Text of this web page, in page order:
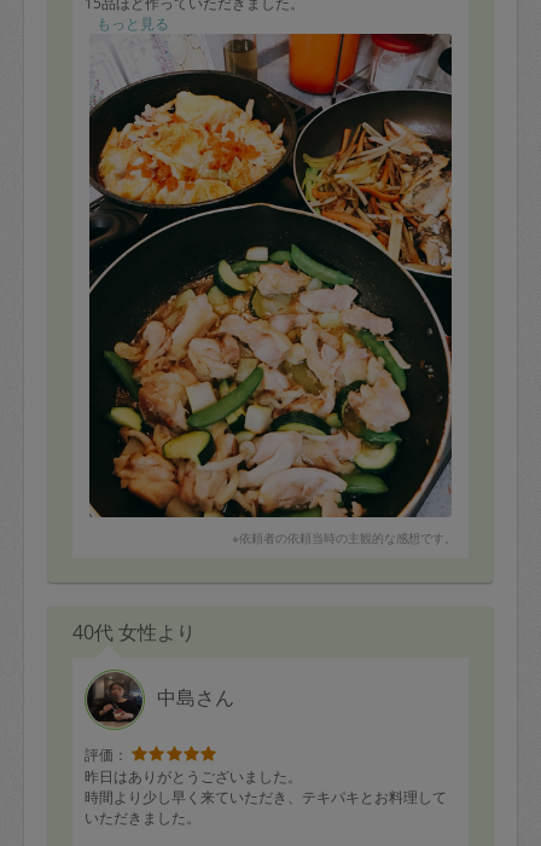
そしてちょっとだけ残っていて、
そのうち料理に使おうと思い完全に忘れていた、
いただきもののピーナッツが、
『カボチャのミルク煮』の中に入っていました！
感動でした（笑）
すずきよさんは毎回必ず、あとちょっとの食材や調味料
を、
しっかり使い切ってくださるので、
とても助かっています。
そして前回も作っていただいたのですが、
『大根のだし煮』の優しい味が、私はとても好きです♪
ありがとうございました！
もっと見る
※依頼者の依頼当時の主観的な感想です。
40代 女性より
中島さん
評価：
昨日はありがとうございました。
時間より少し早く来ていただき、テキパキとお料理して
いただきました。